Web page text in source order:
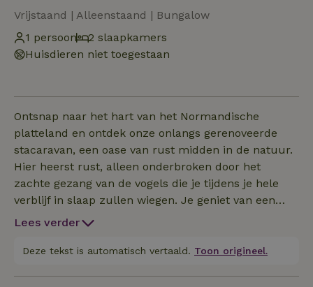
Vrijstaand | Alleenstaand | Bungalow
1 persoon
2 slaapkamers
Huisdieren niet toegestaan
Ontsnap naar het hart van het Normandische
platteland en ontdek onze onlangs gerenoveerde
stacaravan, een oase van rust midden in de natuur.
Hier heerst rust, alleen onderbroken door het
zachte gezang van de vogels die je tijdens je hele
verblijf in slaap zullen wiegen. Je geniet van een
privéjacuzzi voor momenten van absolute
eten of het weelderige groene landschap te
Lees verder
Deze tekst is automatisch vertaald. Toon origineel.